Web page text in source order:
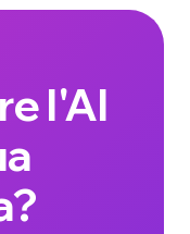
l'AI